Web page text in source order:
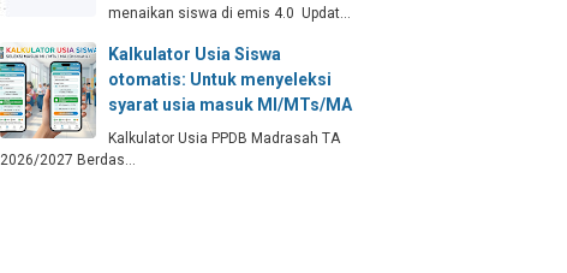
menaikan siswa di emis 4.0 Updat…
Kalkulator Usia Siswa
otomatis: Untuk menyeleksi
syarat usia masuk MI/MTs/MA
Kalkulator Usia PPDB Madrasah TA
2026/2027 Berdas…